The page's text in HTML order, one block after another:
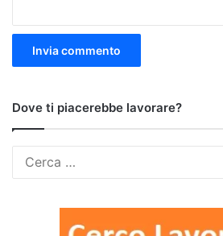
Dove ti piacerebbe lavorare?